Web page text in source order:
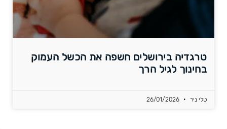
טרגדיה בירושלים חשפה את הכשל העמוק
בחינוך לגיל הרך
טלי ניר